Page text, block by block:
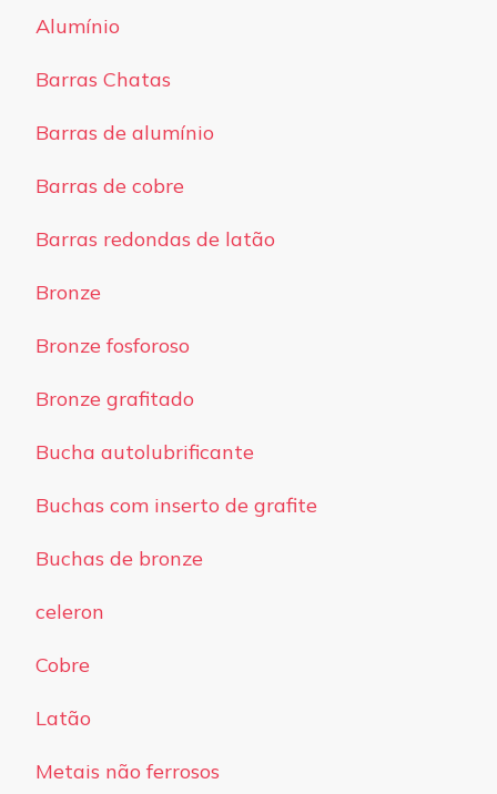
Alumínio
Barras Chatas
Barras de alumínio
Barras de cobre
Barras redondas de latão
Bronze
Bronze fosforoso
Bronze grafitado
Bucha autolubrificante
Buchas com inserto de grafite
Buchas de bronze
celeron
Cobre
Latão
Metais não ferrosos